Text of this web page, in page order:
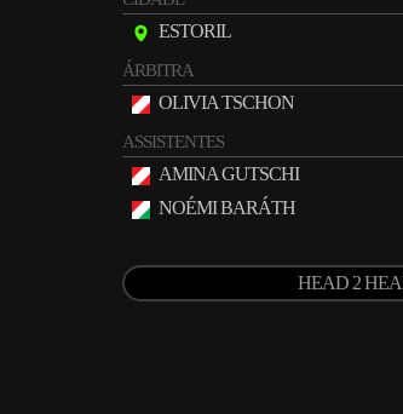
ESTORIL
ÁRBITRA
OLIVIA TSCHON
ASSISTENTES
AMINA GUTSCHI
NOÉMI BARÁTH
HEAD 2